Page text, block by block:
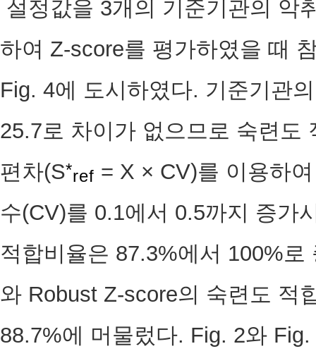
설정값을 3개의 기준기관의 악
하여 Z-score를 평가하였을 때
Fig. 4에 도시하였다. 기준기관
25.7로 차이가 없으므로 숙련도
편차(S*ref = X × CV)를 이용하
수(CV)를 0.1에서 0.5까지 증가
적합비율은 87.3%에서 100%
와 Robust Z-score의 숙련도 적
88.7%에 머물렀다. Fig. 2와